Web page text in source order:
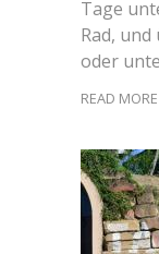
Tage
Rad,
oder
READ MORE